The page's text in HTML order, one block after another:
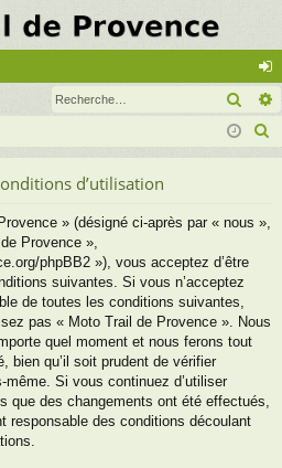
on
ne
d’utilisation
» (désigné ci-après par « nous »,
Provence »,
phpBB2 »), vous acceptez d’être
suivantes. Si vous n’acceptez
de toutes les conditions suivantes,
pas « Moto Trail de Provence ». Nous
quel moment et nous ferons tout
bien qu’il soit prudent de vérifier
Si vous continuez d’utiliser
que des changements ont été effectués,
responsable des conditions découlant